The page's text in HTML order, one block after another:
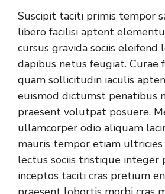
Suscipit taciti primis tempor
libero facilisi aptent
cursus gravida sociis
dapibus netus feugiat.
quam sollicitudin iaculis
euismod dictumst penatibus
praesent volutpat posuere.
ullamcorper odio aliquam
mauris tempor etiam
lectus sociis tristique integer
inceptos taciti cras pretium